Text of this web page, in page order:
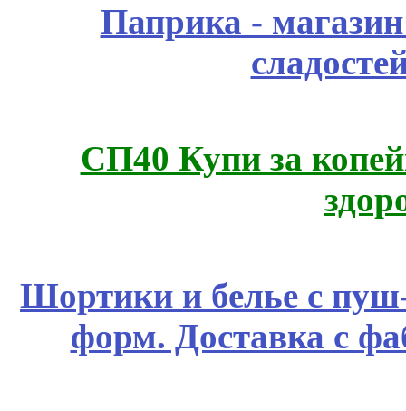
Паприка -
СП40 Купи за
Шортики и белье с
форм. Доставка с